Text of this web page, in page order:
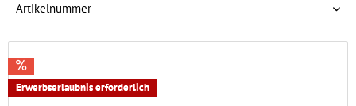
Erwerbserlaubnis erforderlich